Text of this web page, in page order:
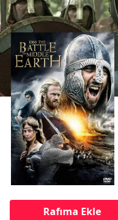
Rafıma Ekle